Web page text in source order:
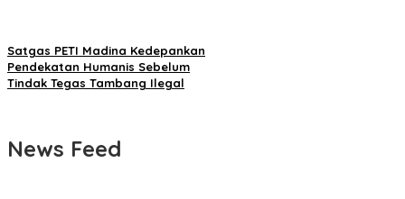
Satgas PETI Madina Kedepankan
Pendekatan Humanis Sebelum
Tindak Tegas Tambang Ilegal
News Feed